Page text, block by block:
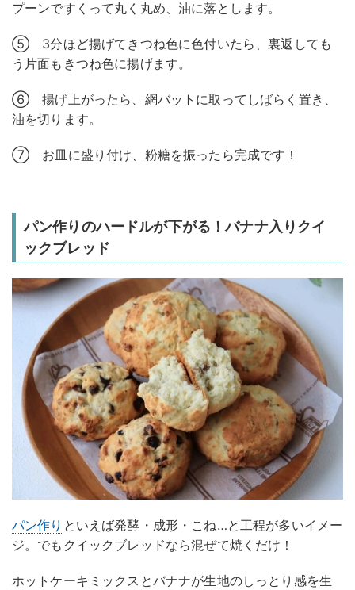
プーンですくって丸く丸め、油に落とします。
⑤ 3分ほど揚げてきつね色に色付いたら、裏返しても
う片面もきつね色に揚げます。
⑥ 揚げ上がったら、網バットに取ってしばらく置き、
油を切ります。
⑦ お皿に盛り付け、粉糖を振ったら完成です！
パン作りのハードルが下がる！バナナ入りクイ
ックブレッド
パン作り といえば発酵・成形・こね…と工程が多いイメー
ジ。でもクイックブレッドなら混ぜて焼くだけ！
ホットケーキミックスとバナナが生地のしっとり感を生